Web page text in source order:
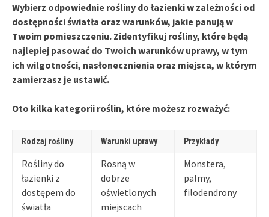
Wybierz odpowiednie rośliny do łazienkiw zależności od
dostępności światła oraz warunków, jakie panują w
Twoim pomieszczeniu. Zidentyfikuj rośliny, które będą
najlepiej pasować do Twoich warunków uprawy, w tym
ich wilgotności, nasłonecznienia oraz miejsca, w którym
zamierzasz je ustawić.
Oto kilka kategorii roślin, które możesz rozważyć:
Rodzaj rośliny Warunki uprawy Przykłady
Rośliny do
łazienki z
dostępem do
światła
Rosną w
dobrze
oświetlonych
miejscach
Monstera,
palmy,
filodendrony